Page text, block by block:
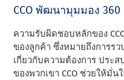
CCO พัฒนามุมมอง
ความรับผิดชอบหลักของ
ของลูกค้า ซึ่งหมายถึงการร
เกี่ยวกับความต้องการ ประ
ของพวกเขา CCO ช่วยให้มั่